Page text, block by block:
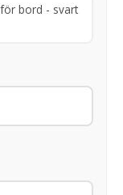
bord - svart